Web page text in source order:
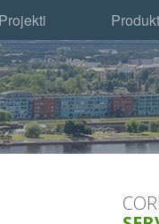
Projekti